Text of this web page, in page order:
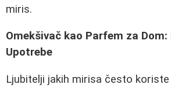
miris.
Omekšivač kao Parfem za
Upotrebe
Ljubitelji jakih mirisa često